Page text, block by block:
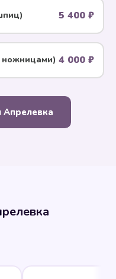
5 400 ₽
4 000 ₽
Апрелевка